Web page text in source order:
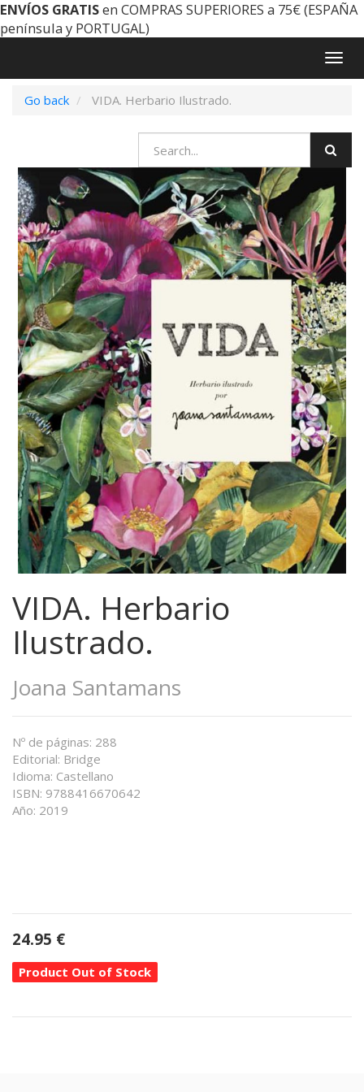
ENVÍOS GRATISen COMPRAS SUPERIORES a 75€ (ESPAÑA
península y PORTUGAL)
Go back
VIDA. Herbario Ilustrado.
VIDA. Herbario
Ilustrado.
Joana Santamans
Nº de páginas: 288
Editorial: Bridge
Idioma: Castellano
ISBN: 9788416670642
Año: 2019
24.95 €
Product Out of Stock